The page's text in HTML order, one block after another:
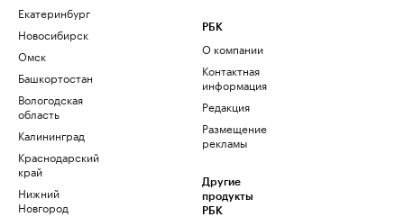
Екатеринбург
Новосибирск
Омск
Башкортостан
Вологодская
область
Калининград
Краснодарский
край
Нижний
Новгород
РБК
О компании
Контактная
информация
Редакция
Размещение
рекламы
Другие
продукты
РБК